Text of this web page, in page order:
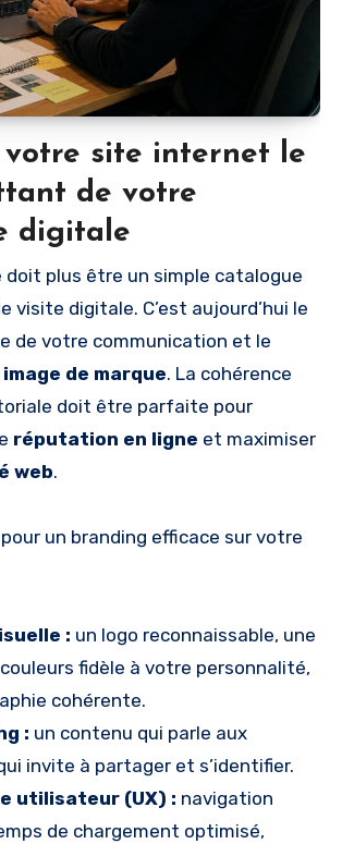
votre site internet le
de votre
digitale
doit plus être un simple catalogue
visite digitale. C’est aujourd’hui le
de votre communication et le
image de marque. La cohérence
doit être parfaite pour
réputation en ligne et maximiser
web.
un branding efficace sur votre
: un logo reconnaissable, une
fidèle à votre personnalité,
cohérente.
: un contenu qui parle aux
invite à partager et s’identifier.
utilisateur (UX) : navigation
de chargement optimisé,